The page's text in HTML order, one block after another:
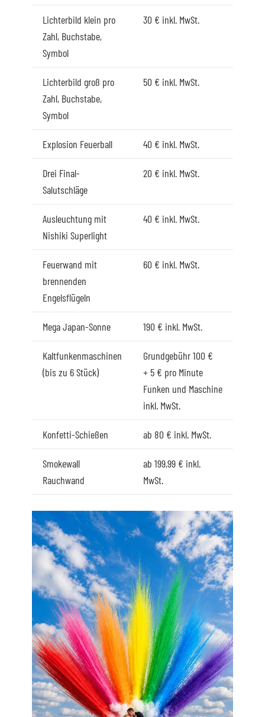
Lichterbild klein pro
Zahl, Buchstabe,
Symbol
30 € inkl. MwSt.
Lichterbild groß pro
Zahl, Buchstabe,
Symbol
50 € inkl. MwSt.
Explosion Feuerball 40 € inkl. MwSt.
Drei Final-
Salutschläge
20 € inkl. MwSt.
Ausleuchtung mit
Nishiki Superlight
40 € inkl. MwSt.
Feuerwand mit
brennenden
Engelsflügeln
60 € inkl. MwSt.
Mega Japan-Sonne 190 € inkl. MwSt.
Kaltfunkenmaschinen
(bis zu 6 Stück)
Grundgebühr 100 €
+ 5 € pro Minute
Funken und Maschine
inkl. MwSt.
Konfetti-Schießen ab 80 € inkl. MwSt.
Smokewall
Rauchwand
ab 199,99 € inkl.
MwSt.